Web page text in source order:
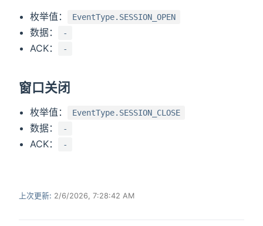
枚举值： EventType.SESSION_OPEN
数据： -
ACK： -
窗口关闭
枚举值： EventType.SESSION_CLOSE
数据： -
ACK： -
上次更新: 2/6/2026, 7:28:42 AM